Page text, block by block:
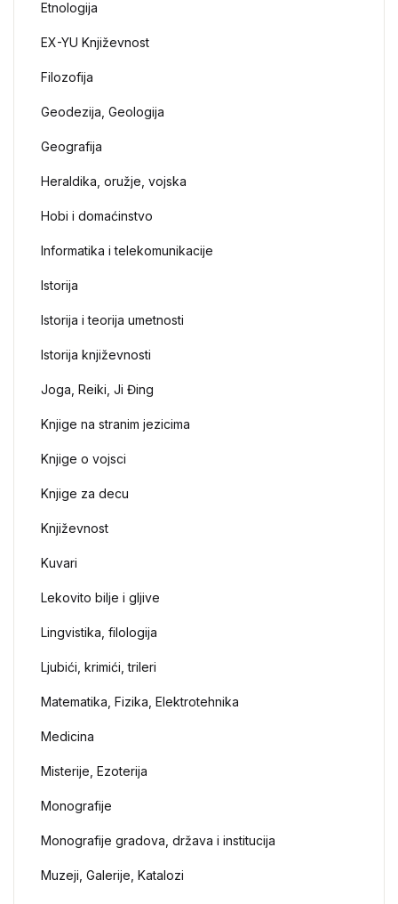
Etnologija
EX-YU Književnost
Filozofija
Geodezija, Geologija
Geografija
Heraldika, oružje, vojska
Hobi i domaćinstvo
Informatika i telekomunikacije
Istorija
Istorija i teorija umetnosti
Istorija književnosti
Joga, Reiki, Ji Đing
Knjige na stranim jezicima
Knjige o vojsci
Knjige za decu
Književnost
Kuvari
Lekovito bilje i gljive
Lingvistika, filologija
Ljubići, krimići, trileri
Matematika, Fizika, Elektrotehnika
Medicina
Misterije, Ezoterija
Monografije
Monografije gradova, država i institucija
Muzeji, Galerije, Katalozi